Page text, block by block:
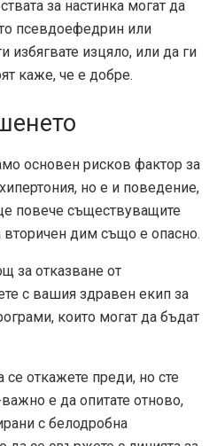
за настинка могат да
псевдоефедрин или
избягвате изцяло, или да ги
каже, че е добре.
основен рисков фактор за
но е и поведение,
повече съществуващите
дим също е опасно.
за отказване от
с вашия здравен екип за
които могат да бъдат
откажете преди, но сте
е да опитате отново,
с белодробна